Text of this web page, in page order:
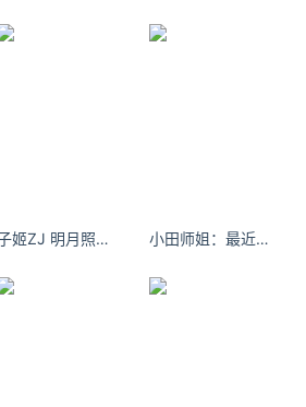
支持7、开业支持8、选址支持
子姬ZJ 明月照高楼，流光正徘徊。 小田师姐：最近学了点很新的deng西#学术感燕子舞